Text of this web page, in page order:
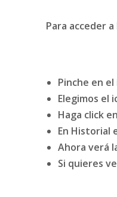
Para acceder
Pinche en
Elegimos el
Haga click
En Historial
Ahora verá
Si quieres